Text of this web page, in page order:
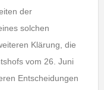
der
solchen
Klärung, die
vom 26. Juni
Entscheidungen